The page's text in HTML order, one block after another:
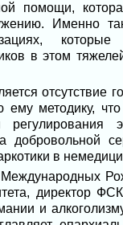
помощи,
Именно
которые
в этом
отсутствие
методику,
добровольной
в
директор
и